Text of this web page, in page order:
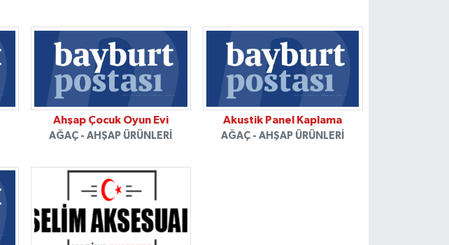
Ahşap Çocuk Oyun Evi
AĞAÇ - AHŞAP ÜRÜNLERI
Akustik Panel Kaplama
AĞAÇ - AHŞAP ÜRÜNLERI